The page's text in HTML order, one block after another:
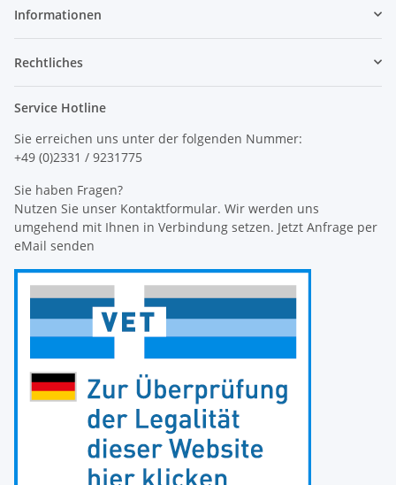
Informationen
Rechtliches
Service Hotline
Sie erreichen uns unter der folgenden Nummer:
+49 (0)2331 / 9231775
Sie haben Fragen?
Nutzen Sie unser Kontaktformular. Wir werden uns
umgehend mit Ihnen in Verbindung setzen. Jetzt Anfrage per
eMail senden